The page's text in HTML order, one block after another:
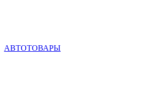
АВТОТОВАРЫ